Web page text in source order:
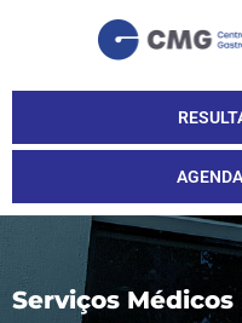
Serviços Médicos